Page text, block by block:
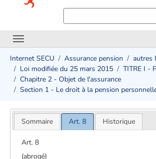
Internet SECU Assurance pension
autres
Loi modifiée du 25 mars 2015
TITRE I -
Chapitre 2 - Objet de l'assurance
Section 1 - Le droit à la pension
Sommaire Art. 8 Historique
Art. 8
(abrogé)